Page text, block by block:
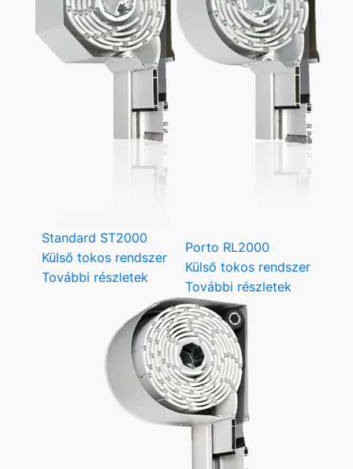
Standard ST2000
Külső tokos rendszer
További részletek
Porto RL2000
Külső tokos rendszer
További részletek